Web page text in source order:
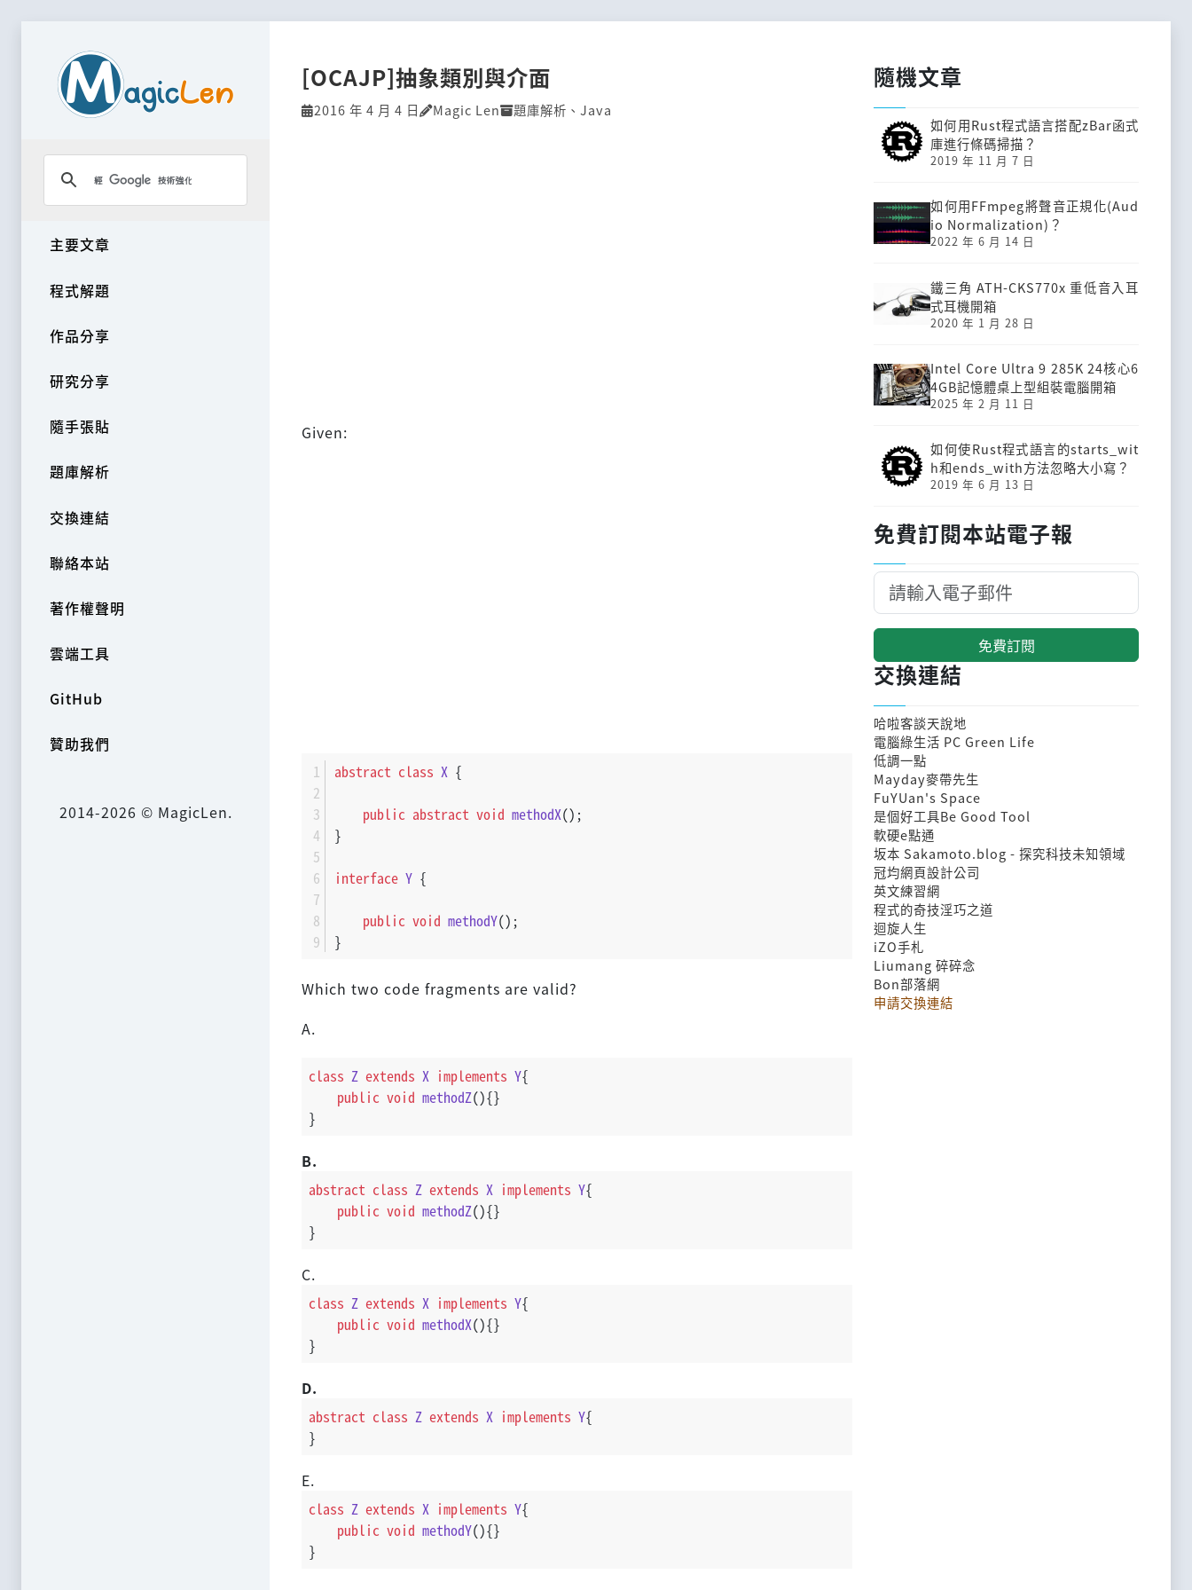
主要文章
程式解題
作品分享
研究分享
隨手張貼
題庫解析
交換連結
聯絡本站
著作權聲明
雲端工具
GitHub
贊助我們
2014-2026 © MagicLen.
[OCAJP]抽象類別與介面
2016 年 4 月 4 日 Magic Len 題庫解析 、 Java
Given:
abstract class X {
public abstract void methodX() ;
}
interface Y {
public void methodY() ;
}
Which two code fragments are valid?
A.
class Z extends X implements Y{
public void methodZ(){}
}
B.
abstract class Z extends X implements Y{
public void methodZ(){}
}
C.
class Z extends X implements Y{
public void methodX(){}
}
D.
abstract class Z extends X implements Y{
}
E.
class Z extends X implements Y{
public void methodY(){}
}
隨機文章
如何用Rust程式語言搭配zBar函式
庫進行條碼掃描？
2019 年 11 月 7 日
如何用FFmpeg將聲音正規化(Aud
io Normalization)？
2022 年 6 月 14 日
鐵三角 ATH-CKS770x 重低音入耳
式耳機開箱
2020 年 1 月 28 日
Intel Core Ultra 9 285K 24核心6
4GB記憶體桌上型組裝電腦開箱
2025 年 2 月 11 日
如何使Rust程式語言的starts_wit
h和ends_with方法忽略大小寫？
2019 年 6 月 13 日
免費訂閱本站電子報
免費訂閱
交換連結
哈啦客談天說地
電腦綠生活 PC Green Life
低調一點
Mayday麥帶先生
FuYUan's Space
是個好工具Be Good Tool
軟硬e點通
坂本 Sakamoto.blog - 探究科技未知領域
冠均網頁設計公司
英文練習網
程式的奇技淫巧之道
迴旋人生
iZO手札
Liumang 碎碎念
Bon部落網
申請交換連結